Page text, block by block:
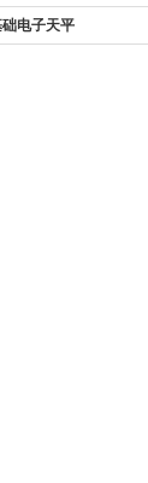
电子天平